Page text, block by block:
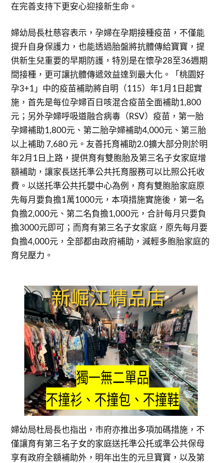
在完善支持下更安心迎接新生命。
婦幼局長杜慈容表示，孕婦在孕期接種疫苗，不僅能
提升自身保護力，也能透過胎盤將抗體傳給寶寶，提
供新生兒重要的早期防護，特別是在懷孕28至36週期
間接種，更可讓抗體傳遞效益達到最大化。「桃園好
孕3+1」中的疫苗補助將自明（115）年1月1日起實
施，首先是每位孕婦百日咳混合疫苗全面補助1,800
元；另外孕婦呼吸道融合病毒（RSV）疫苗，第一胎
孕婦補助1,800元、第二胎孕婦補助4,000元、第三胎
以上補助 7,680 元。友善托育補助2.0擴大部分則於明
年2月1日上路，提供育有雙胞胎及第三名子女家庭增
額補助，讓家長送托準公共托育服務可以比照公托收
費。以送托準公共托嬰中心為例，育有雙胞胎家庭原
先每月要負擔1萬1000元，本項措施實施後，第一名
負擔2,000元、第二名負擔1,000元，合計每月只要負
擔3000元即可；而育有第三名子女家庭，原先每月要
負擔4,000元，全部都由政府補助，減輕多胞胎家庭的
育兒壓力。
婦幼局杜局長也指出，市府亦推出多項加碼措施，不
僅讓育有第三名子女的家庭送托準公托或準公共保母
享有政府全額補助外，明年出生的元旦寶寶，以及第